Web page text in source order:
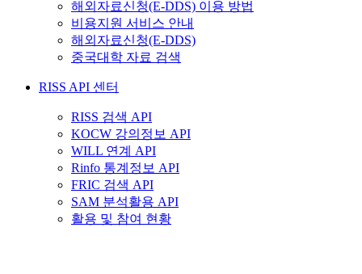
해외자료신청(E-DDS) 이용 방법
비용지원 서비스 안내
해외자료신청(E-DDS)
중국대학 자료 검색
RISS API 센터
RISS 검색 API
KOCW 강의정보 API
WILL 연계 API
Rinfo 통계정보 API
FRIC 검색 API
SAM 분석활용 API
활용 및 참여 현황